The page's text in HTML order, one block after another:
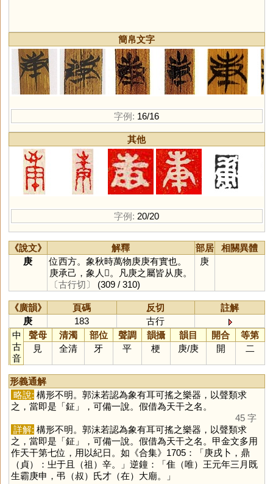
簡帛文字
字例: 16/16
其他
字例: 20/20
《說文》 解釋 部居
相關異體
庚
位西方。象秋時萬物庚庚有實也。
庚承己，象人𪗇。凡庚之屬皆从庚。
〔古行切〕
(309 / 310)
庚
《廣韻》 頁碼 反切
註解
庚
183
古行
中
古
音
聲母 清濁 部位 聲調 韻攝 韻目 開合
等第
見
全清 牙 平 梗 庚/庚 開 二
形義通解
略說: 構形不明。郭沫若認為象有耳可搖之樂器，以聲類求
之，當即是「鉦 」，可備一說。假借為天干之名。
45 字
詳解: 構形不明。郭沫若認為象有耳可搖之樂器，以聲類求
之，當即是「鉦 」，可備一說。假借為天干之名。甲金文多用
作天干第七位，用以紀日。如《合集》1705：「庚戌卜，鼎
（貞）：㞢于且（祖）辛。」逆鐘：「隹（唯）王元年三月既
生霸庚申，弔（叔）氏才（在）大廟。」